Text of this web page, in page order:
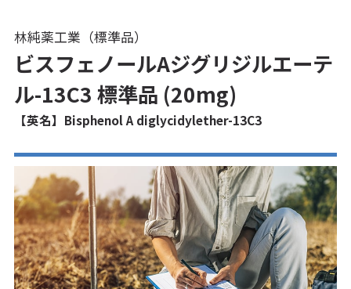
林純薬工業（標準品）
ビスフェノールAジグリジルエーテ
ル-13C3 標準品 (20mg)
【英名】Bisphenol A diglycidylether-13C3